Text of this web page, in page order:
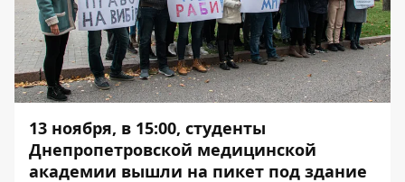
13 ноября, в 15:00, студенты
Днепропетровской медицинской
академии вышли на пикет под здание